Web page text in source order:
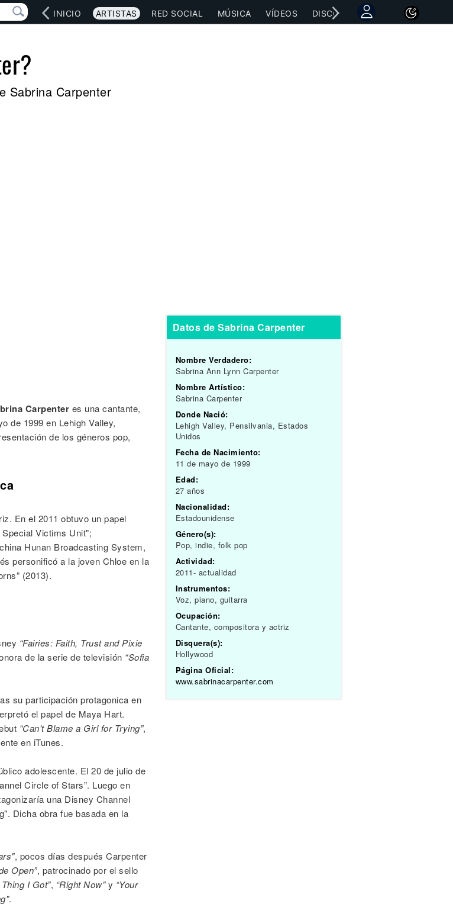
INICIO ARTISTAS RED SOCIAL MÚSICA VÍDEOS DISCOGRAFÍAS CONCIERTOS
Sabrina Carpenter
Carpenter es una cantante,
de 1999 en Lehigh Valley,
de los géneros pop,
En el 2011 obtuvo un papel
Victims Unit";
Hunan Broadcasting System,
personificó a la joven Chloe en la
(2013).
“Fairies: Faith, Trust and Pixie
de la serie de televisión “Sofia
su participación protagonica en
el papel de Maya Hart.
“Can't Blame a Girl for Trying”,
en iTunes.
adolescente. El 20 de julio de
Circle of Stars”. Luego en
una Disney Channel
Dicha obra fue basada en la
, pocos días después Carpenter
Open”, patrocinado por el sello
I Got”, “Right Now”y “Your
.
Datos de Sabrina Carpenter
Nombre Verdadero:
Sabrina Ann Lynn Carpenter
Nombre Artístico:
Sabrina Carpenter
Donde Nació:
Lehigh Valley, Pensilvania, Estados
Unidos
Fecha de Nacimiento:
11 de mayo de 1999
Edad:
27 años
Nacionalidad:
Estadounidense
Género(s):
Pop, indie, folk pop
Actividad:
2011- actualidad
Instrumentos:
Voz, piano, guitarra
Ocupación:
Cantante, compositora y actriz
Disquera(s):
Hollywood
Página Oficial:
www.sabrinacarpenter.com